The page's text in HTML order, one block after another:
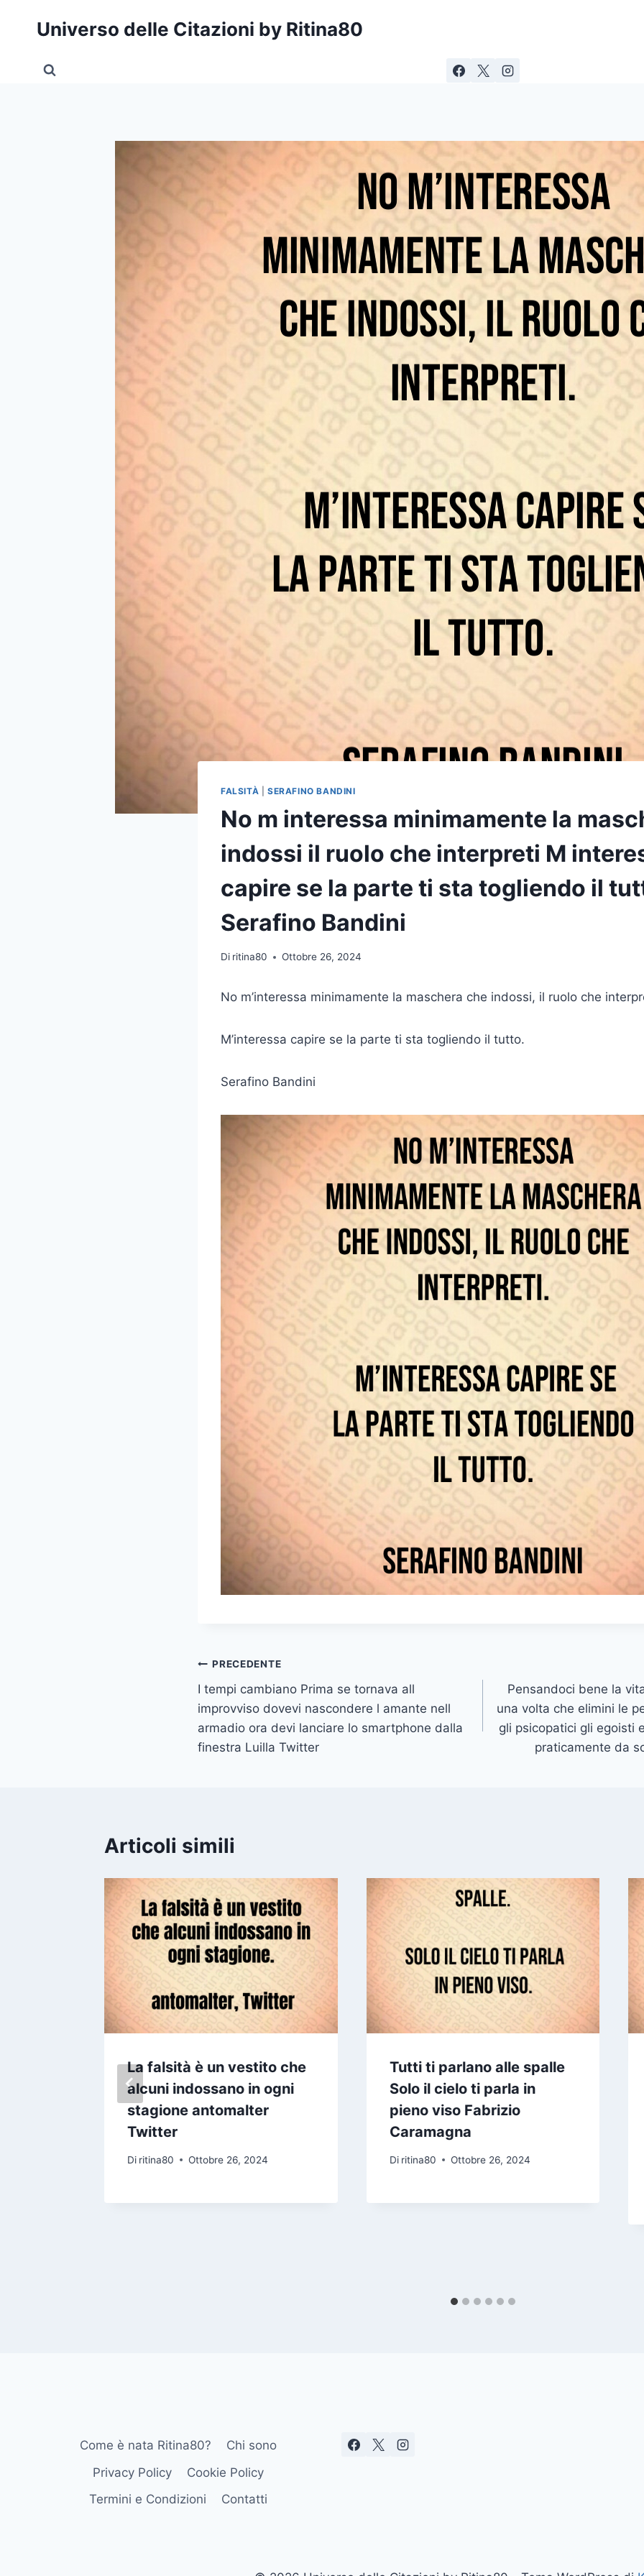
Universo delle Citazioni by Ritina80
FALSITÀ SERAFINO BANDINI
No m interessa minimamente la
indossi il ruolo che interpreti M
capire se la parte ti sta togliendo il
Serafino Bandini
Di ritina80 Ottobre 26, 2024
No m’interessa minimamente la maschera che indossi, il ruolo che
M’interessa capire se la parte ti sta togliendo il tutto.
Serafino Bandini
Navigazione
articoli
PRECEDENTE
I tempi cambiano Prima se tornava all
improvviso dovevi nascondere l amante nell
armadio ora devi lanciare lo smartphone dalla
finestra Luilla Twitter
Pensandoci bene la
una volta che elimini le
gli psicopatici gli egoisti
praticamente da
Articoli simili
La falsità è un vestito che
alcuni indossano in ogni
stagione antomalter
Twitter
Di ritina80 Ottobre 26, 2024
Tutti ti parlano alle spalle
Solo il cielo ti parla in
pieno viso Fabrizio
Caramagna
Di ritina80 Ottobre 26, 2024
Come è nata Ritina80?
Chi sono
Privacy Policy
Cookie Policy
Termini e Condizioni
Contatti